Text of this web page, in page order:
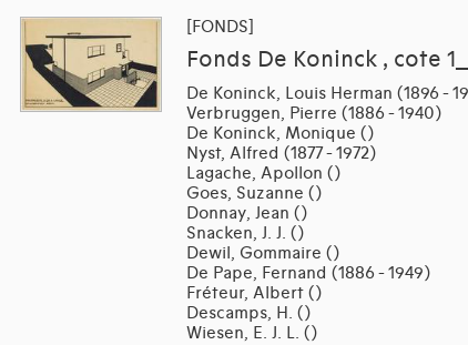
[FONDS]
Fonds De Koninck , cote
De Koninck, Louis Herman (1896 -
Verbruggen, Pierre (1886 - 1940)
De Koninck, Monique ()
Nyst, Alfred (1877 - 1972)
Lagache, Apollon ()
Goes, Suzanne ()
Donnay, Jean ()
Snacken, J. J. ()
Dewil, Gommaire ()
De Pape, Fernand (1886 - 1949)
Fréteur, Albert ()
Descamps, H. ()
Wiesen, E. J. L. ()